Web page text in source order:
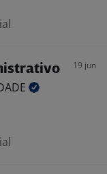
19 jun